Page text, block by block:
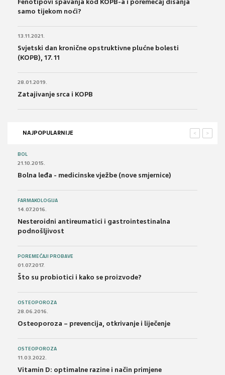
Fenotipovi spavanja kod KOPB-a i poremećaj disanja
samo tijekom noći?
13.11.2021.
Svjetski dan kronične opstruktivne plućne bolesti
(KOPB), 17. 11
28.01.2019.
Zatajivanje srca i KOPB
NAJPOPULARNIJE >
<
BOL
21.10.2015.
Bolna leđa - medicinske vježbe (nove smjernice)
FARMAKOLOGIJA
14.07.2016.
Nesteroidni antireumatici i gastrointestinalna
podnošljivost
POREMEĆAJI PROBAVE
01.07.2017.
Što su probiotici i kako se proizvode?
OSTEOPOROZA
28.06.2016.
Osteoporoza – prevencija, otkrivanje i liječenje
OSTEOPOROZA
11.03.2022.
Vitamin D: optimalne razine i način primjene